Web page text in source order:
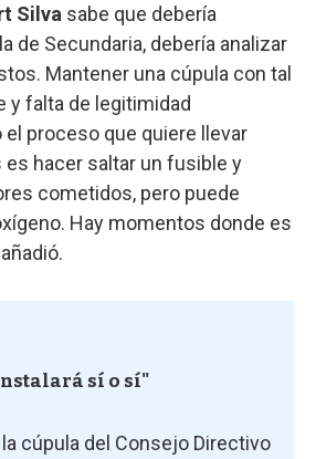
Silva sabe que debería
de Secundaria, debería analizar
Mantener una cúpula con tal
y falta de legitimidad
proceso que quiere llevar
es hacer saltar un fusible y
cometidos, pero puede
Hay momentos donde es
sí o sí"
cúpula del Consejo Directivo